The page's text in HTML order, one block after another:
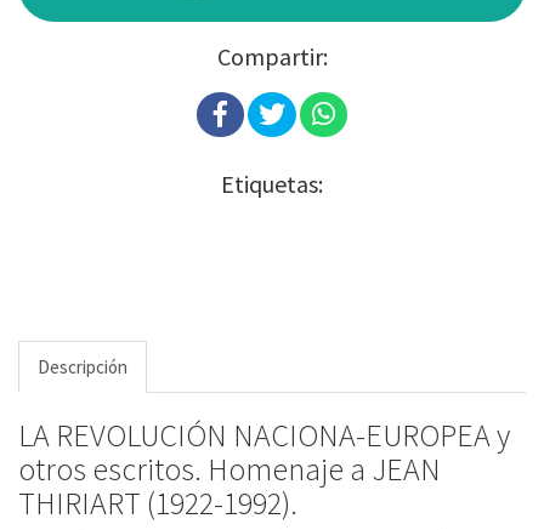
Compartir:
Etiquetas:
Descripción
LA REVOLUCIÓN NACIONA-EUROPEA y
otros escritos. Homenaje a JEAN
THIRIART (1922-1992).